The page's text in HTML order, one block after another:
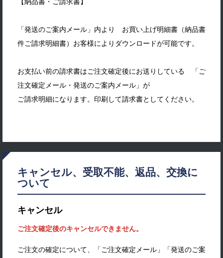
「発送のご案内メール」内より お買い上げ明細書（納品書
件ご請求明細書）お客様によりダウンロードが可能です。
お支払い前の請求書はご注文確定後にお送りしている 「ご
注文確定メール・発送のご案内メール」が
ご請求明細になります。印刷して請求書としてください。
キャンセル、受取不能、返品、交換に
ついて
キャンセル
ご注文確定後のキャンセルできません。
ご注文の確定について、「ご注文確定メール」「発送のご案